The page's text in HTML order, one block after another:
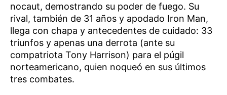
nocaut, demostrando su poder de fuego. Su
rival, también de 31 años y apodado Iron Man,
llega con chapa y antecedentes de cuidado: 33
triunfos y apenas una derrota (ante su
compatriota Tony Harrison) para el púgil
norteamericano, quien noqueó en sus últimos
tres combates.